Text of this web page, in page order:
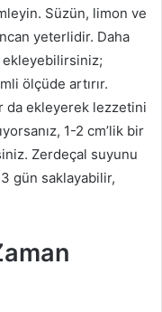
Süzün, limon ve
yeterlidir. Daha
ekleyebilirsiniz;
ölçüde artırır.
da ekleyerek lezzetini
1-2 cm’lik bir
Zerdeçal suyunu
gün saklayabilir,